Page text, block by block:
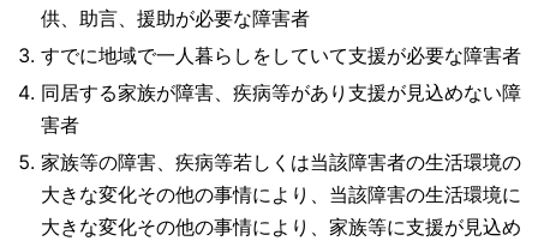
供、助言、援助が必要な障害者
すでに地域で一人暮らしをしていて支援が必要な障害者
同居する家族が障害、疾病等があり支援が見込めない障
害者
家族等の障害、疾病等若しくは当該障害者の生活環境の
大きな変化その他の事情により、当該障害の生活環境に
大きな変化その他の事情により、家族等に支援が見込め